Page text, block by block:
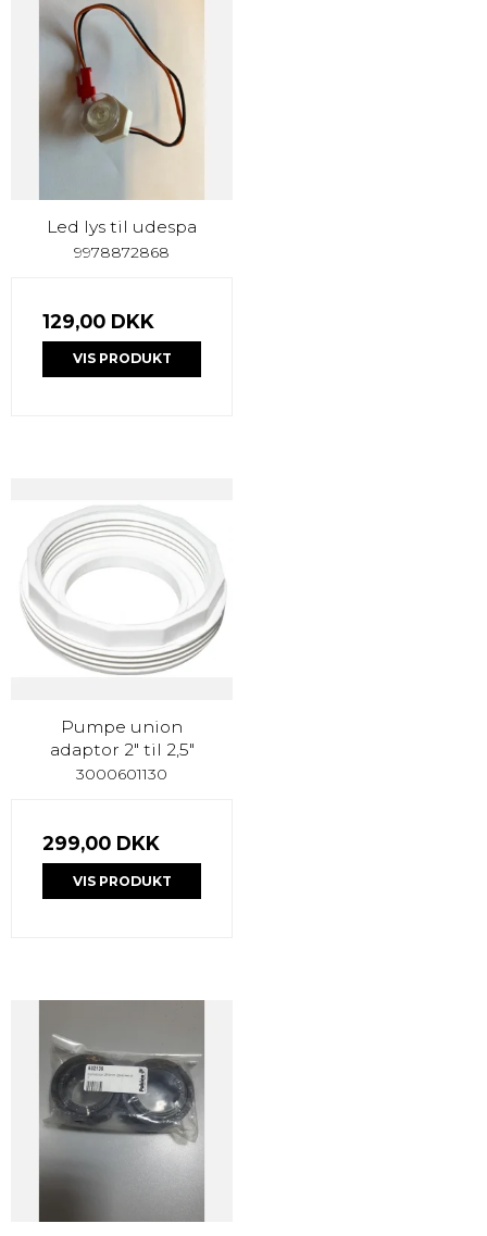
Led lys til udespa
9978872868
129,00 DKK
VIS PRODUKT
Pumpe union
adaptor 2" til 2,5"
3000601130
299,00 DKK
VIS PRODUKT